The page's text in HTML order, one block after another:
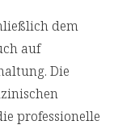
dem
auf
Die
professionelle